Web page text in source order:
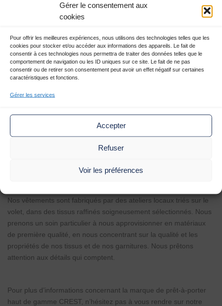
Gérer le consentement aux
cookies
Pour offrir les meilleures expériences, nous utilisons des technologies telles que les
cookies pour stocker et/ou accéder aux informations des appareils. Le fait de
consentir à ces technologies nous permettra de traiter des données telles que le
comportement de navigation ou les ID uniques sur ce site. Le fait de ne pas
consentir ou de retirer son consentement peut avoir un effet négatif sur certaines
caractéristiques et fonctions.
Gérer les services
Accepter
Refuser
Voir les préférences
Vêtements CREST| |Thématique
Homme
LA MARQUE :
Créée en 2019 par deux amis d’enfance originaires de Haute-
haute qualité et durables, la marque française combine des
Nos vêtements sont fabriqués par des ateliers locaux triés sur le
volet, dans des tissus raffinés soigneusement sélectionnés. Nous
prenons un soin particulier à nous approvisionner en matériaux
de première qualité, en nous concentrant sur la qualité et les
propriétés de nos tissus et de nos garnitures. Nous prêtons
attention aux détails qui comptent.
Pour plus d’informations concernant la marque de prêt-à-porter
haut de gamme CREST, n’hésitez pas à vous rendre sur notre